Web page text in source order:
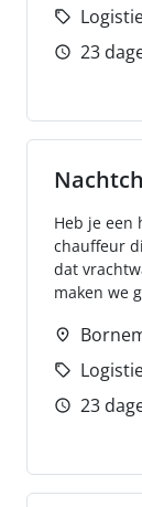
23
Heb je een
chauffeur
dat
maken we
23